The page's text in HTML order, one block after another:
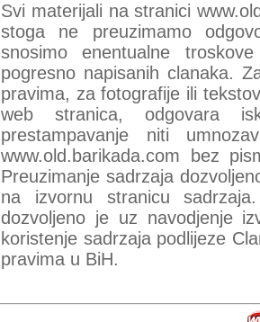
Svi materijali na stranici
stoga ne preuzimamo
snosimo enentualne
pogresno napisanih clanaka.
pravima, za fotografije ili
web stranica, odgovara
prestampavanje niti
www.old.barikada.com bez
Preuzimanje sadrzaja
na izvornu stranicu
dozvoljeno je uz navodjenje
koristenje sadrzaja podlijeze
pravima u BiH.